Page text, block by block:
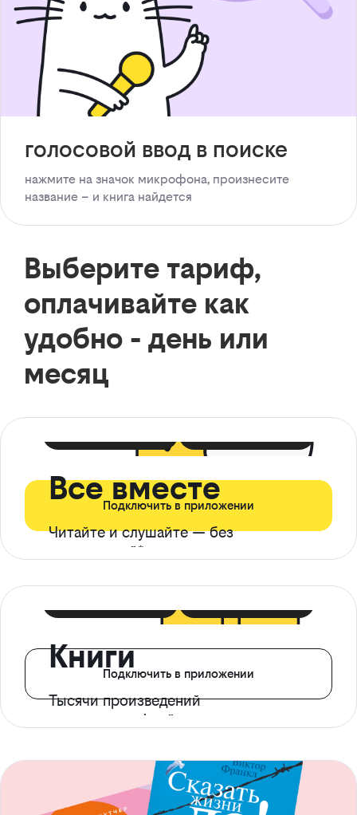
голосовой ввод в поиске
нажмите на значок микрофона, произнесите
название – и книга найдется
Выберите тариф,
оплачивайте как
удобно - день или
месяц
Все вместе
Читайте и слушайте — без
ограничений*
Подключить в приложении
Книги
Тысячи произведений
с доступом офлайн
Подключить в приложении